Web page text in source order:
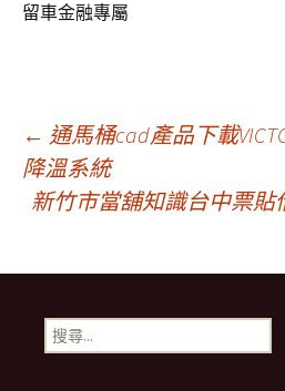
留車金融專屬
文
章
導
覽
← 通馬桶cad產品下載
降溫系統
新竹市當舖知識台中票貼
搜
尋